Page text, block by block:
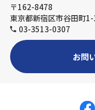
〒162-8478
東京都新宿区市谷田町
03-3513-0307
お問